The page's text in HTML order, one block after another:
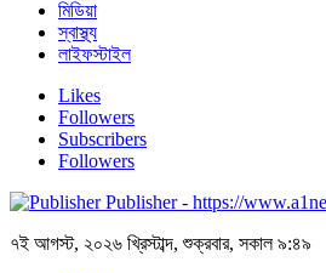
মিডিয়া
স্বাস্থ্য
লাইফস্টাইল
Likes
Followers
Subscribers
Followers
Publisher - https://
৭ই আগস্ট, ২০২৬ খ্রিস্টাব্দ, শুক্রবার, সকাল ৯:৪৯